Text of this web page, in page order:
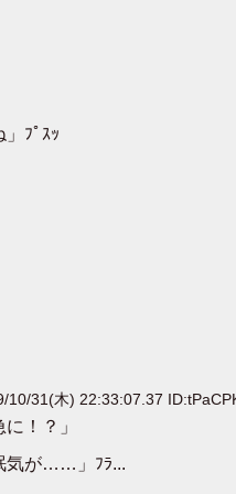
ﾌﾟｽｯ
10/31(木) 22:33:07.37
！？」
が……」ﾌﾗ...